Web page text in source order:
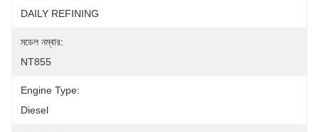
DAILY REFINING
মডেল নম্বার:
NT855
Engine Type:
Diesel